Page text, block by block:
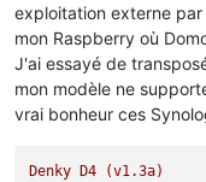
exploitation externe
mon Raspberry où
J'ai essayé de
mon modèle ne
vrai bonheur ces
Denky D4
(v1.3a)